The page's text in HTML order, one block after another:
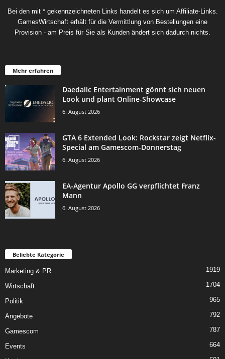
Bei den mit * gekennzeichneten Links handelt es sich um Affiliate-Links.
GamesWirtschaft erhält für die Vermittlung von Bestellungen eine
Provision - am Preis für Sie als Kunden ändert sich dadurch nichts.
Mehr erfahren
Daedalic Entertainment gönnt sich neuen
Look und plant Online-Showcase
6. August 2026
GTA 6 Extended Look: Rockstar zeigt Netflix-
Special am Gamescom-Donnerstag
6. August 2026
EA-Agentur Apollo GG verpflichtet Franz
Mann
6. August 2026
Beliebte Kategorie
Marketing & PR 1919
Wirtschaft 1704
Politik 965
Angebote 792
Gamescom 787
Events 664